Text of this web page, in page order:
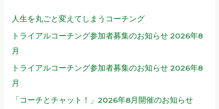
人生を丸ごと変えてしまうコーチング
トライアルコーチング参加者募集のお知らせ 2026年8
月
トライアルコーチング参加者募集のお知らせ 2026年8
月
「コーチとチャット！」2026年8月開催のお知らせ